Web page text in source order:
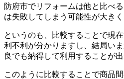
防府市でリフォームは他と比べ
は失敗してしまう可能性が大きく
というのも、比較することで現
利不利が分かりますし、結局い
良でも納得して利用することが出
このように比較することで商品